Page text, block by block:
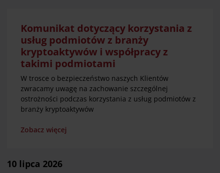
Komunikat dotyczący korzystania z
usług podmiotów z branży
kryptoaktywów i współpracy z
takimi podmiotami
W trosce o bezpieczeństwo naszych Klientów
zwracamy uwagę na zachowanie szczególnej
ostrożności podczas korzystania z usług podmiotów z
branży kryptoaktywów
Zobacz więcej
10 lipca 2026